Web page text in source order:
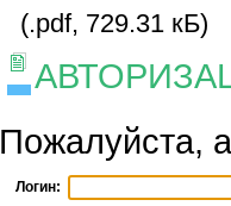
(.pdf, 729.31 кБ)
Пожалуйста,
Логин: